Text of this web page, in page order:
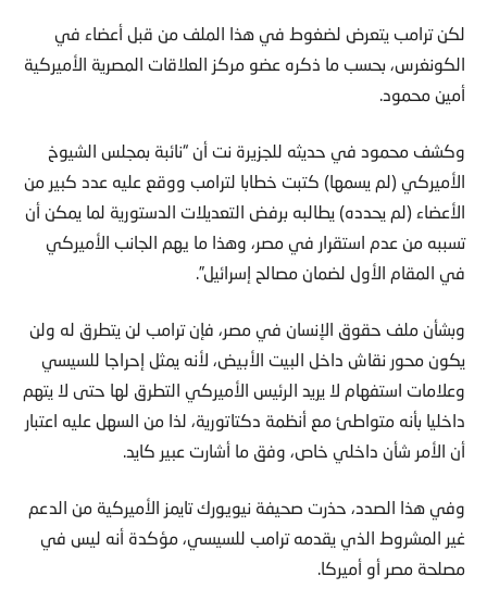
لكن ترامب يتعرض لضغوط في هذا الملف من قبل أعضاء في
الكونغرس، بحسب ما ذكره عضو مركز العلاقات المصرية الأميركية
أمين محمود.
وكشف محمود في حديثه للجزيرة نت أن “نائبة بمجلس الشيوخ
الأميركي (لم يسمها) كتبت خطابا لترامب ووقع عليه عدد كبير من
الأعضاء (لم يحدده) يطالبه برفض التعديلات الدستورية لما يمكن أن
تسببه من عدم استقرار في مصر، وهذا ما يهم الجانب الأميركي
في المقام الأول لضمان مصالح إسرائيل”.
وبشأن ملف حقوق الإنسان في مصر، فإن ترامب لن يتطرق له ولن
يكون محور نقاش داخل البيت الأبيض، لأنه يمثل إحراجا للسيسي
وعلامات استفهام لا يريد الرئيس الأميركي التطرق لها حتى لا يتهم
داخليا بأنه متواطئ مع أنظمة دكتاتورية، لذا من السهل عليه اعتبار
أن الأمر شأن داخلي خاص، وفق ما أشارت عبير كايد.
وفي هذا الصدد، حذرت صحيفة نيويورك تايمز الأميركية من الدعم
غير المشروط الذي يقدمه ترامب للسيسي، مؤكدة أنه ليس في
مصلحة مصر أو أميركا.